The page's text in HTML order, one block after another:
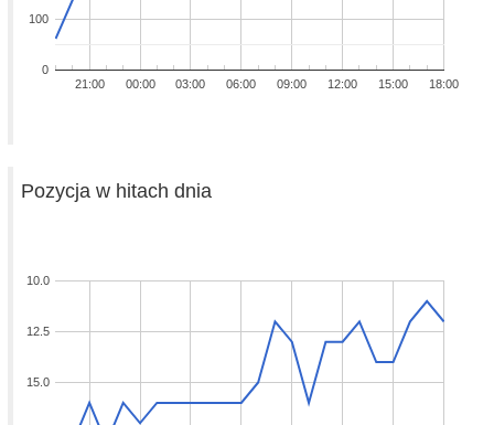
21:00 00:00 03:00 06:00 09:00 12:00 15:00 18:00
0
100
Pozycja w hitach dnia
10.0
12.5
15.0